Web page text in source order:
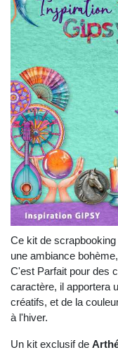
Ce kit de
une ambiance
C'est Parfait pour des
caractère, il apportera
créatifs, et de la
à l'hiver.
Un kit exclusif de